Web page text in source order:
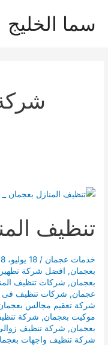
سما الخليج
تنظيف
خدمات عجمان /18 يوليو، 2018
بعجمان, افضل شركة تطهير
بعجمان, شركات تنظيف
عجمان, شركات تنظيف فى
شركة تعقيم مجالس
موكيت بعجمان, شركة
بعجمان, شركة تنظيف
شركة تنظيف واجهات